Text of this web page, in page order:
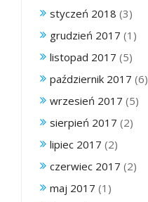
styczeń 2018 (3)
grudzień 2017 (1)
listopad 2017 (5)
październik 2017 (6)
wrzesień 2017 (5)
sierpień 2017 (2)
lipiec 2017 (2)
czerwiec 2017 (2)
maj 2017 (1)